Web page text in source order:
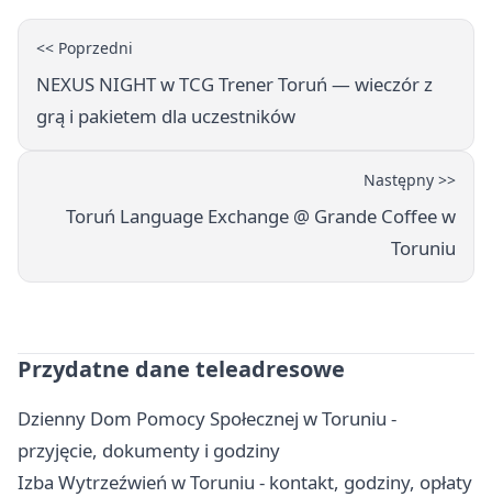
<< Poprzedni
NEXUS NIGHT w TCG Trener Toruń — wieczór z
grą i pakietem dla uczestników
Następny >>
Toruń Language Exchange @ Grande Coffee w
Toruniu
Przydatne dane teleadresowe
Dzienny Dom Pomocy Społecznej w Toruniu -
przyjęcie, dokumenty i godziny
Izba Wytrzeźwień w Toruniu - kontakt, godziny, opłaty